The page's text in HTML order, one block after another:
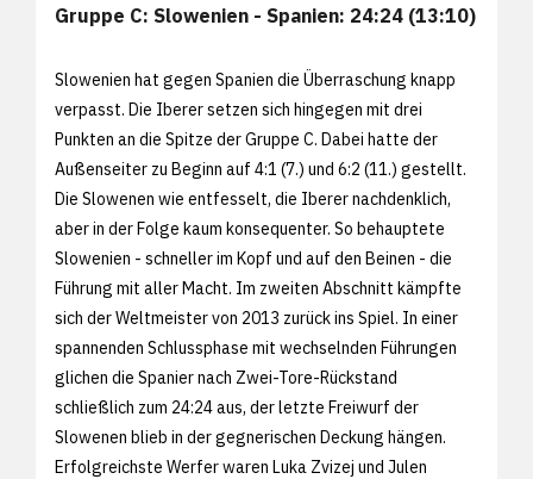
Gruppe C: Slowenien - Spanien: 24:24 (13:10)
Slowenien hat gegen Spanien die Überraschung knapp
verpasst. Die Iberer setzen sich hingegen mit drei
Punkten an die Spitze der Gruppe C. Dabei hatte der
Außenseiter zu Beginn auf 4:1 (7.) und 6:2 (11.) gestellt.
Die Slowenen wie entfesselt, die Iberer nachdenklich,
aber in der Folge kaum konsequenter. So behauptete
Slowenien - schneller im Kopf und auf den Beinen - die
Führung mit aller Macht. Im zweiten Abschnitt kämpfte
sich der Weltmeister von 2013 zurück ins Spiel. In einer
spannenden Schlussphase mit wechselnden Führungen
glichen die Spanier nach Zwei-Tore-Rückstand
schließlich zum 24:24 aus, der letzte Freiwurf der
Slowenen blieb in der gegnerischen Deckung hängen.
Erfolgreichste Werfer waren Luka Zvizej und Julen